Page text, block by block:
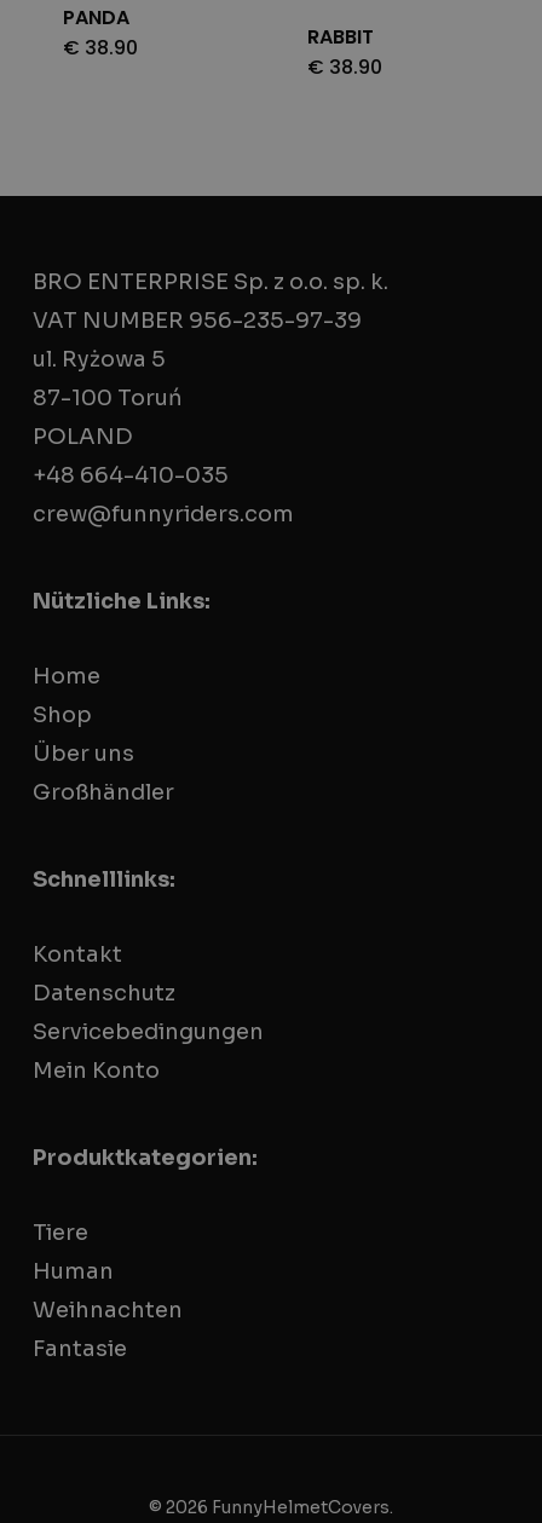
PANDA
€ 38.90
RABBIT
€ 38.90
BRO ENTERPRISE Sp. z o.o. sp. k.
VAT NUMBER 956-235-97-39
ul. Ryżowa 5
87-100 Toruń
POLAND
+48 664-410-035
crew@funnyriders.com
Nützliche Links:
Home
Shop
Über uns
Großhändler
Schnelllinks:
Kontakt
Datenschutz
Servicebedingungen
Mein Konto
Produktkategorien:
Tiere
Human
Weihnachten
Fantasie
© 2026 FunnyHelmetCovers.